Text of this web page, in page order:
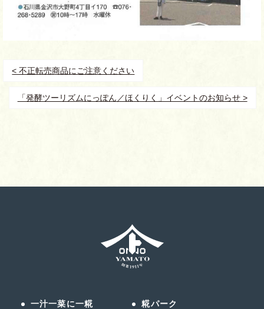
< 不正転売商品にご注意ください
「発酵ツーリズムにっぽん／ほくりく」イベントのお知らせ >
一汁一菜に一糀 糀パーク